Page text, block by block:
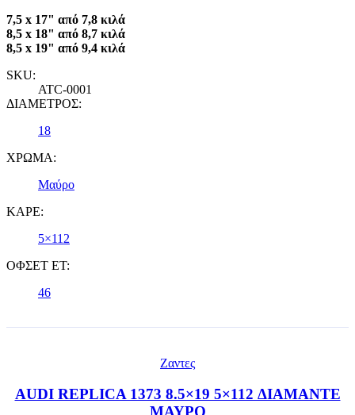
7,5 x 17" από 7,8 κιλά
8,5 x 18" από 8,7 κιλά
8,5 x 19" από 9,4 κιλά
SKU:
ATC-0001
ΔΙΑΜΕΤΡΟΣ:
18
ΧΡΩΜΑ:
Μαύρο
ΚΑΡΕ:
5×112
ΟΦΣΕΤ ET:
46
Ζαντες
AUDI REPLICA 1373 8.5×19 5×112 ΔΙΑΜΑΝΤΕ
ΜΑΥΡΟ